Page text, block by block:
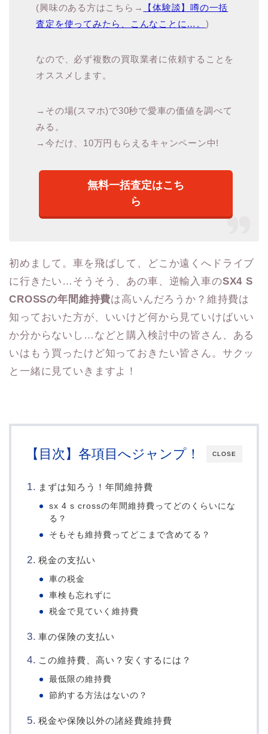
(興味のある方はこちら→
【体験談】噂の一括
査定を使ってみたら、こんなことに…。 )
なので、必ず複数の買取業者に依頼することを
オススメします。
→その場(スマホ)で30秒で愛車の価値を調べて
みる。
→今だけ、10万円もらえるキャンペーン中!
無料一括査定はこち
ら
初めまして。車を飛ばして、どこか遠くへドライブ
に行きたい…そうそう、あの車、逆輸入車のSX4 S
CROSSの年間維持費は高いんだろうか？維持費は
知っておいた方が、いいけど何から見ていけばいい
か分からないし…などと購入検討中の皆さん、ある
いはもう買ったけど知っておきたい皆さん。サクッ
と一緒に見ていきますよ！
CLOSE
【目次】各項目へジャンプ！
まずは知ろう！年間維持費
sx 4 s crossの年間維持費ってどのくらいにな
る？
そもそも維持費ってどこまで含めてる？
税金の支払い
車の税金
車検も忘れずに
税金で見ていく維持費
車の保険の支払い
この維持費、高い？安くするには？
最低限の維持費
節約する方法はないの？
税金や保険以外の諸経費維持費